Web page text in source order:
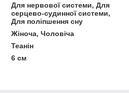
Для нервової системи, Для
серцево-судинної системи,
Для поліпшення сну
Жіноча, Чоловіча
Теанін
6 см